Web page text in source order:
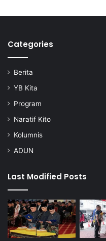
Categories
Berita
YB Kita
Program
Naratif Kito
Kolumnis
ADUN
Last Modified Posts